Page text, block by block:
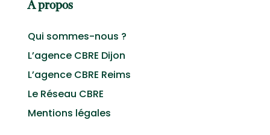
A propos
Qui sommes-nous ?
L’agence CBRE Dijon
L’agence CBRE Reims
Le Réseau CBRE
Mentions légales